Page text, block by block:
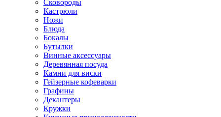
Сковороды
Кастрюли
Ножи
Блюда
Бокалы
Бутылки
Винные аксессуары
Деревянная посуда
Камни для виски
Гейзерные кофеварки
Графины
Декантеры
Кружки